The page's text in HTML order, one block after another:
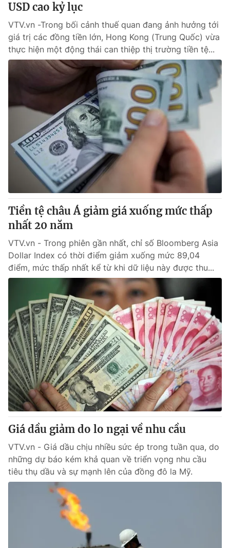
Emagazine
Photo Infographic
Video Shorts video
VTV Thể thao
VTV Sức khoẻ Bất động sản
Thị trường 24h Tấm lòng Việt
VTV4 Vươn mình bằng AI
VTV9 VTV8
Liên hệ tòa soạn English
THỜI BÁO VTV
Theo dõi báo trên
Cơ quan chủ quản:Đài Truyền hình Việt Nam
Cơ quan báo chí:Thời báo VTV
Giấy phép hoạt động báo in và báo điện tử số 483/GP-BTTTT
cấp ngày 29/12/2023
Tổng Biên tập:Vũ Thanh Thủy
Phó Tổng Biên tập:Nguyễn Thị Mỹ Hạnh, Phạm Quốc Thắng,
Nguyễn Trọng Ninh
Tổng đài VTV: 024.38 355 931 - 024.38 355 932
Ðiện thoại Thời báo VTV:024.66 897 897
Email:toasoan@vtv.vn
Liên hệ quảng cáo:024-7300.7108
USD cao kỷ lục
VTV.vn -Trong bối cảnh thuế quan đang ảnh hưởng tới
giá trị các đồng tiền lớn, Hong Kong (Trung Quốc) vừa
thực hiện một động thái can thiệp thị trường tiền tệ...
Tiền tệ châu Á giảm giá xuống mức thấp
nhất 20 năm
VTV.vn - Trong phiên gần nhất, chỉ số Bloomberg Asia
Dollar Index có thời điểm giảm xuống mức 89,04
điểm, mức thấp nhất kể từ khi dữ liệu này được thu...
Giá dầu giảm do lo ngại về nhu cầu
VTV.vn - Giá dầu chịu nhiều sức ép trong tuần qua, do
những dự báo kém khả quan về triển vọng nhu cầu
tiêu thụ dầu và sự mạnh lên của đồng đô la Mỹ.